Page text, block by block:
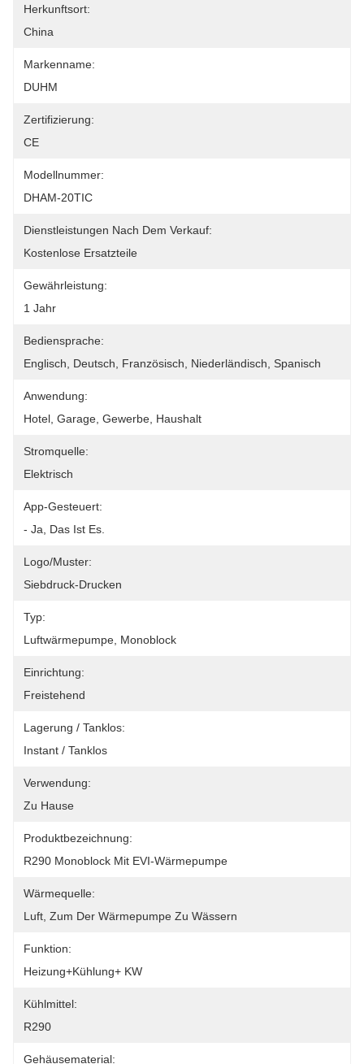
Herkunftsort:
China
Markenname:
DUHM
Zertifizierung:
CE
Modellnummer:
DHAM-20TIC
Dienstleistungen Nach Dem Verkauf:
Kostenlose Ersatzteile
Gewährleistung:
1 Jahr
Bediensprache:
Englisch, Deutsch, Französisch, Niederländisch, Spanisch
Anwendung:
Hotel, Garage, Gewerbe, Haushalt
Stromquelle:
Elektrisch
App-Gesteuert:
- Ja, Das Ist Es.
Logo/Muster:
Siebdruck-Drucken
Typ:
Luftwärmepumpe, Monoblock
Einrichtung:
Freistehend
Lagerung / Tanklos:
Instant / Tanklos
Verwendung:
Zu Hause
Produktbezeichnung:
R290 Monoblock Mit EVI-Wärmepumpe
Wärmequelle:
Luft, Zum Der Wärmepumpe Zu Wässern
Funktion:
Heizung+Kühlung+ KW
Kühlmittel:
R290
Gehäusematerial: